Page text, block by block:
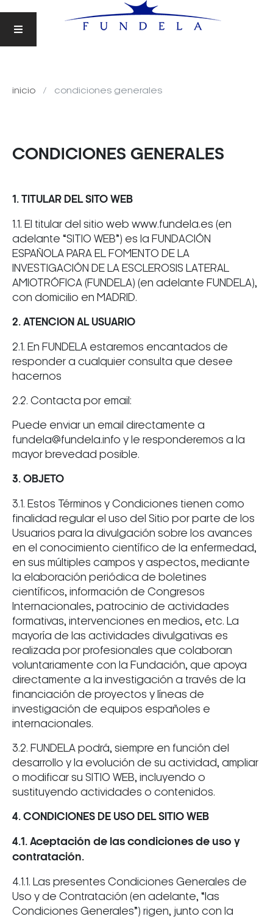
inicio condiciones generales
CONDICIONES GENERALES
1. TITULAR DEL SITO WEB
1.1. El titular del sitio web www.fundela.es (en
adelante “SITIO WEB”) es la FUNDACIÓN
ESPAÑOLA PARA EL FOMENTO DE LA
INVESTIGACIÓN DE LA ESCLEROSIS LATERAL
AMIOTRÓFICA (FUNDELA) (en adelante FUNDELA),
con domicilio en MADRID.
2. ATENCION AL USUARIO
2.1. En FUNDELA estaremos encantados de
responder a cualquier consulta que desee
hacernos
2.2. Contacta por email:
Puede enviar un email directamente a
fundela@fundela.info y le responderemos a la
mayor brevedad posible.
3. OBJETO
3.1. Estos Términos y Condiciones tienen como
finalidad regular el uso del Sitio por parte de los
Usuarios para la divulgación sobre los avances
en el conocimiento científico de la enfermedad,
en sus múltiples campos y aspectos, mediante
la elaboración periódica de boletines
científicos, información de Congresos
Internacionales, patrocinio de actividades
formativas, intervenciones en medios, etc. La
mayoría de las actividades divulgativas es
realizada por profesionales que colaboran
voluntariamente con la Fundación, que apoya
directamente a la investigación a través de la
financiación de proyectos y líneas de
investigación de equipos españoles e
internacionales.
3.2. FUNDELA podrá, siempre en función del
desarrollo y la evolución de su actividad, ampliar
o modificar su SITIO WEB, incluyendo o
sustituyendo actividades o contenidos.
4. CONDICIONES DE USO DEL SITIO WEB
4.1. Aceptación de las condiciones de uso y
contratación.
4.1.1. Las presentes Condiciones Generales de
Uso y de Contratación (en adelante, “las
Condiciones Generales”) rigen, junto con la